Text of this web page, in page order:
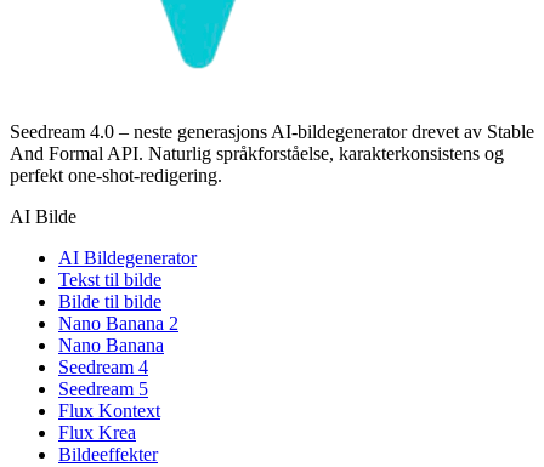
Seedream 4.0 – neste generasjons AI-bildegenerator drevet av Stable
And Formal API. Naturlig språkforståelse, karakterkonsistens og
perfekt one-shot-redigering.
AI Bilde
AI Bildegenerator
Tekst til bilde
Bilde til bilde
Nano Banana 2
Nano Banana
Seedream 4
Seedream 5
Flux Kontext
Flux Krea
Bildeeffekter